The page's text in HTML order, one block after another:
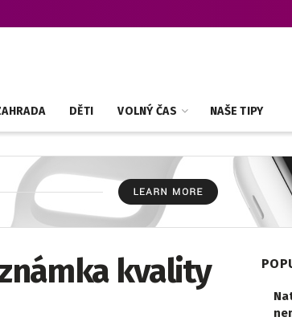
DĚTI VOLNÝ ČAS NAŠE TIPY
kvality